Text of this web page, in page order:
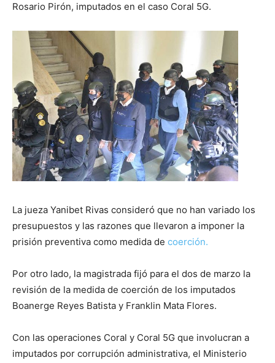
Rosario Pirón, imputados en el caso Coral 5G.
La jueza Yanibet Rivas consideró que no han variado los
presupuestos y las razones que llevaron a imponer la
prisión preventiva como medida de coerción.
Por otro lado, la magistrada fijó para el dos de marzo la
revisión de la medida de coerción de los imputados
Boanerge Reyes Batista y Franklin Mata Flores.
Con las operaciones Coral y Coral 5G que involucran a
imputados por corrupción administrativa, el Ministerio